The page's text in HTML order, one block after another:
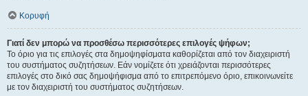
Κορυφή
Γιατί δεν μπορώ να προσθέσω περισσότερες επιλογές ψήφων;
Το όριο για τις επιλογές στα δημοψηφίσματα καθορίζεται από τον διαχειριστή
του συστήματος συζητήσεων. Εάν νομίζετε ότι χρειάζονται περισσότερες
επιλογές στο δικό σας δημοψήφισμα από το επιτρεπόμενο όριο, επικοινωνείτε
με τον διαχειριστή του συστήματος συζητήσεων.